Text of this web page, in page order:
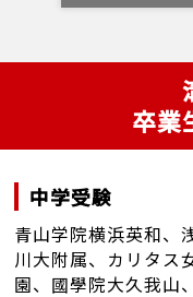
卒業
中学受験
青山学院横浜英和、
川大附属、カリタス
園、國學院大久我山